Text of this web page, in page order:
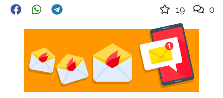
19 0